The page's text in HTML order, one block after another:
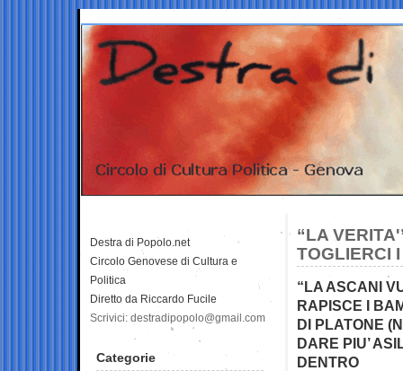
“LA
TOGLIERCI
“LA ASCANI
RAPISCE I
DI PLATONE
DARE PIU’
DENTRO
Destra di Popolo.net
Circolo Genovese di Cultura e
Politica
Diretto da Riccardo Fucile
Scrivici: destradipopolo@gmail.com
Categorie